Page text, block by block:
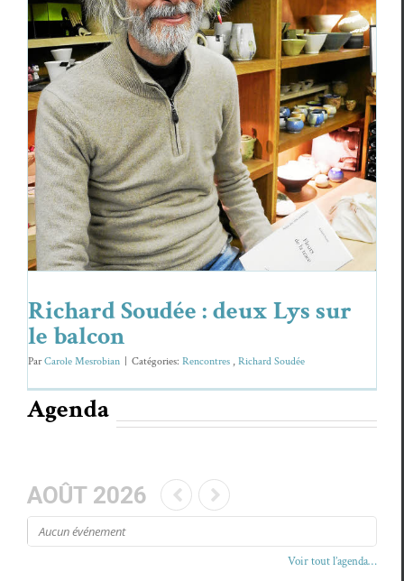
Richard Soudée : deux Lys sur le balcon
Ren­con­tres Richard Soudée
Richard Soudée : deux Lys sur
le balcon
ParCarole Mesrobian | Caté­gories: Ren­con­tres , Richard Soudée
Agenda
AOÛT 2026
Aucun événe­ment
Voir tout l’agenda…